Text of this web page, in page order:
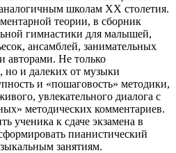
аналогичным школам ХХ столетия.
теории, в сборник
гимнастики для малышей,
ансамблей, занимательных
авторами. Не только
но и далеких от музыки
и «пошаговость» методики,
увлекательного диалога с
методических комментариев.
ученика к сдаче экзамена в
пианистический
занятиям.